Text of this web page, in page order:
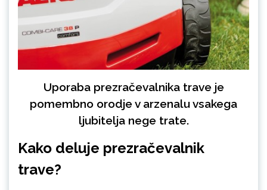
Uporaba prezračevalnika trave je
pomembno orodje v arzenalu vsakega
ljubitelja nege trate.
Kako deluje prezračevalnik
trave?